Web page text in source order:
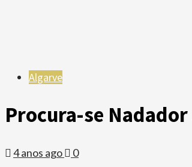
Algarve
Procura-se
4 anos ago 0